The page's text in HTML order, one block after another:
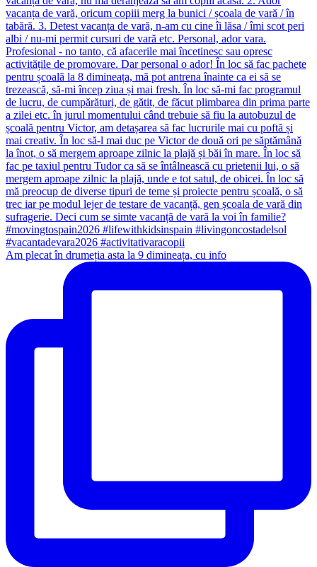
Am plecat în drumeția asta la 9 dimineața, cu info